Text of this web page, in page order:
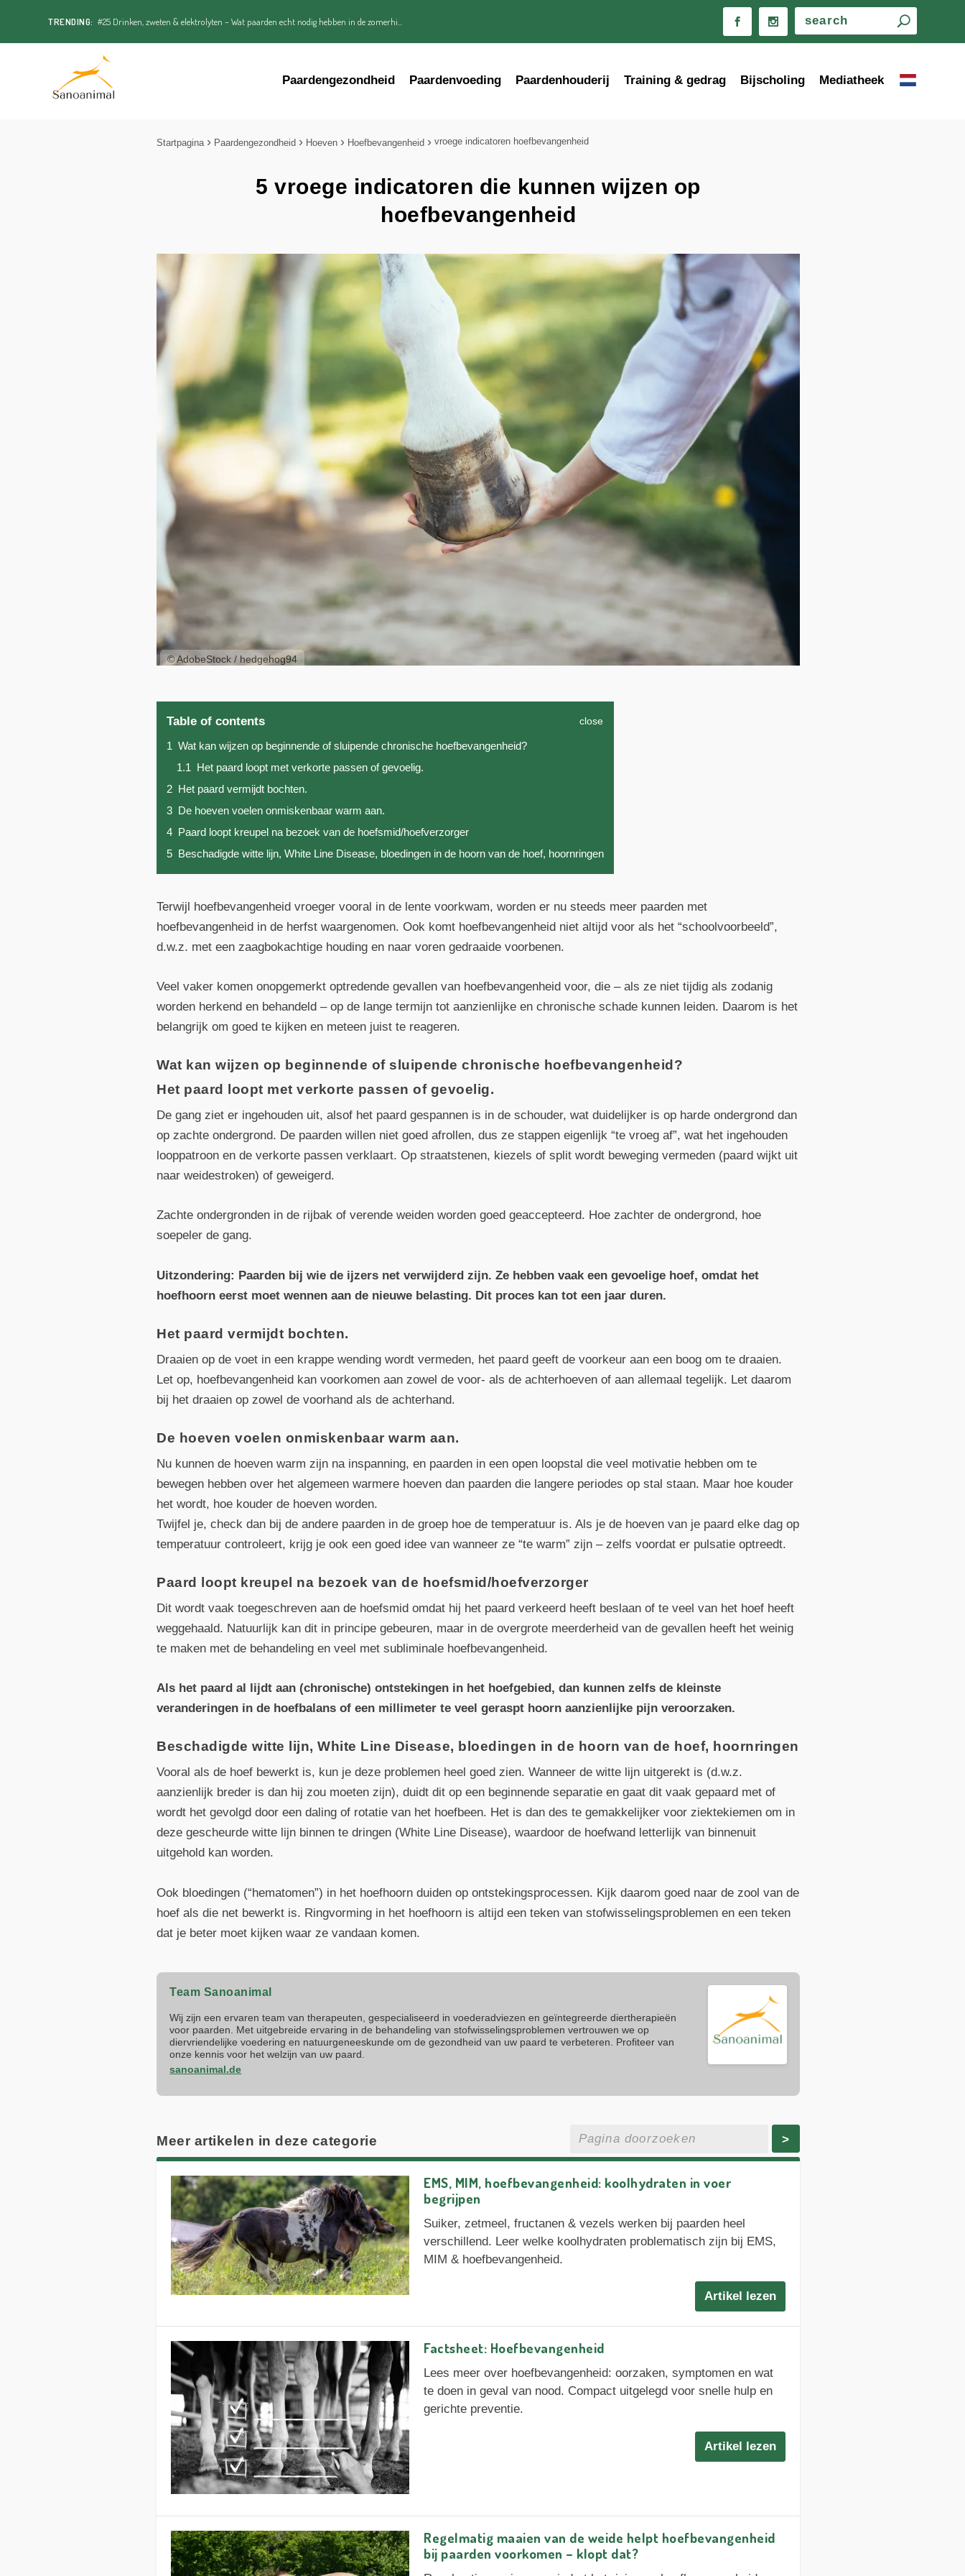
TRENDING: #25 Drinken, zweten & elektrolyten – Wat paarden echt nodig hebben in de zomerhi...
Paardengezondheid Paardenvoeding Paardenhouderij Training & gedrag Bijscholing Mediatheek
Startpagina Paardengezondheid Hoeven Hoefbevangenheid vroege indicatoren hoefbevangenheid
5 vroege indicatoren die kunnen wijzen op
hoefbevangenheid
© AdobeStock / hedgehog94
Table of contents close
1 Wat kan wijzen op beginnende of sluipende chronische hoefbevangenheid?
1.1 Het paard loopt met verkorte passen of gevoelig.
2 Het paard vermijdt bochten.
3 De hoeven voelen onmiskenbaar warm aan.
4 Paard loopt kreupel na bezoek van de hoefsmid/hoefverzorger
5 Beschadigde witte lijn, White Line Disease, bloedingen in de hoorn van de hoef, hoornringen
Terwijl hoefbevangenheid vroeger vooral in de lente voorkwam, worden er nu steeds meer paarden met
hoefbevangenheid in de herfst waargenomen. Ook komt hoefbevangenheid niet altijd voor als het “schoolvoorbeeld”,
d.w.z. met een zaagbokachtige houding en naar voren gedraaide voorbenen.
Veel vaker komen onopgemerkt optredende gevallen van hoefbevangenheid voor, die – als ze niet tijdig als zodanig
worden herkend en behandeld – op de lange termijn tot aanzienlijke en chronische schade kunnen leiden. Daarom is het
belangrijk om goed te kijken en meteen juist te reageren.
Wat kan wijzen op beginnende of sluipende chronische hoefbevangenheid?
Het paard loopt met verkorte passen of gevoelig.
De gang ziet er ingehouden uit, alsof het paard gespannen is in de schouder, wat duidelijker is op harde ondergrond dan
op zachte ondergrond. De paarden willen niet goed afrollen, dus ze stappen eigenlijk “te vroeg af”, wat het ingehouden
looppatroon en de verkorte passen verklaart. Op straatstenen, kiezels of split wordt beweging vermeden (paard wijkt uit
naar weidestroken) of geweigerd.
Zachte ondergronden in de rijbak of verende weiden worden goed geaccepteerd. Hoe zachter de ondergrond, hoe
soepeler de gang.
Uitzondering: Paarden bij wie de ijzers net verwijderd zijn. Ze hebben vaak een gevoelige hoef, omdat het
hoefhoorn eerst moet wennen aan de nieuwe belasting. Dit proces kan tot een jaar duren.
Het paard vermijdt bochten.
Draaien op de voet in een krappe wending wordt vermeden, het paard geeft de voorkeur aan een boog om te draaien.
Let op, hoefbevangenheid kan voorkomen aan zowel de voor- als de achterhoeven of aan allemaal tegelijk. Let daarom
bij het draaien op zowel de voorhand als de achterhand.
De hoeven voelen onmiskenbaar warm aan.
Nu kunnen de hoeven warm zijn na inspanning, en paarden in een open loopstal die veel motivatie hebben om te
bewegen hebben over het algemeen warmere hoeven dan paarden die langere periodes op stal staan. Maar hoe kouder
het wordt, hoe kouder de hoeven worden.
Twijfel je, check dan bij de andere paarden in de groep hoe de temperatuur is. Als je de hoeven van je paard elke dag op
temperatuur controleert, krijg je ook een goed idee van wanneer ze “te warm” zijn – zelfs voordat er pulsatie optreedt.
Paard loopt kreupel na bezoek van de hoefsmid/hoefverzorger
Dit wordt vaak toegeschreven aan de hoefsmid omdat hij het paard verkeerd heeft beslaan of te veel van het hoef heeft
weggehaald. Natuurlijk kan dit in principe gebeuren, maar in de overgrote meerderheid van de gevallen heeft het weinig
te maken met de behandeling en veel met subliminale hoefbevangenheid.
Als het paard al lijdt aan (chronische) ontstekingen in het hoefgebied, dan kunnen zelfs de kleinste
veranderingen in de hoefbalans of een millimeter te veel geraspt hoorn aanzienlijke pijn veroorzaken.
Beschadigde witte lijn, White Line Disease, bloedingen in de hoorn van de hoef, hoornringen
Vooral als de hoef bewerkt is, kun je deze problemen heel goed zien. Wanneer de witte lijn uitgerekt is (d.w.z.
aanzienlijk breder is dan hij zou moeten zijn), duidt dit op een beginnende separatie en gaat dit vaak gepaard met of
wordt het gevolgd door een daling of rotatie van het hoefbeen. Het is dan des te gemakkelijker voor ziektekiemen om in
deze gescheurde witte lijn binnen te dringen (White Line Disease), waardoor de hoefwand letterlijk van binnenuit
uitgehold kan worden.
Ook bloedingen (“hematomen”) in het hoefhoorn duiden op ontstekingsprocessen. Kijk daarom goed naar de zool van de
hoef als die net bewerkt is. Ringvorming in het hoefhoorn is altijd een teken van stofwisselingsproblemen en een teken
dat je beter moet kijken waar ze vandaan komen.
Team Sanoanimal
Wij zijn een ervaren team van therapeuten, gespecialiseerd in voederadviezen en geïntegreerde diertherapieën
voor paarden. Met uitgebreide ervaring in de behandeling van stofwisselingsproblemen vertrouwen we op
diervriendelijke voedering en natuurgeneeskunde om de gezondheid van uw paard te verbeteren. Profiteer van
onze kennis voor het welzijn van uw paard.
sanoanimal.de
Meer artikelen in deze categorie >
EMS, MIM, hoefbevangenheid: koolhydraten in voer
begrijpen
Suiker, zetmeel, fructanen & vezels werken bij paarden heel
verschillend. Leer welke koolhydraten problematisch zijn bij EMS,
MIM & hoefbevangenheid.
Artikel lezen
Factsheet: Hoefbevangenheid
Lees meer over hoefbevangenheid: oorzaken, symptomen en wat
te doen in geval van nood. Compact uitgelegd voor snelle hulp en
gerichte preventie.
Artikel lezen
Regelmatig maaien van de weide helpt hoefbevangenheid
bij paarden voorkomen – klopt dat?